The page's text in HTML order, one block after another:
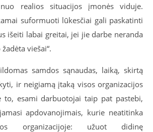
realios situacijos įmonės viduje.
suformuoti lūkesčiai gali paskatinti
išeiti labai greitai, jei jie darbe neranda
viešai“.
samdos sąnaudas, laiką, skirtą
ir neigiamą įtaką visos organizacijos
to, esami darbuotojai taip pat pastebi,
apdovanojimais, kurie neatitinka
organizacijoje: užuot didinę